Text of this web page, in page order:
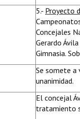
5.- Proyecto
Concejales
Gerardo
Gimnasia.
Se somete
unanimidad.
El concejal
tratamiento